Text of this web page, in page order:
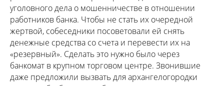
уголовного дела о мошенничестве в отношении
работников банка. Чтобы не стать их очередной
жертвой, собеседники посоветовали ей снять
денежные средства со счета и перевести их на
«резервный». Сделать это нужно было через
банкомат в крупном торговом центре. Звонившие
даже предложили вызвать для архангелогородки